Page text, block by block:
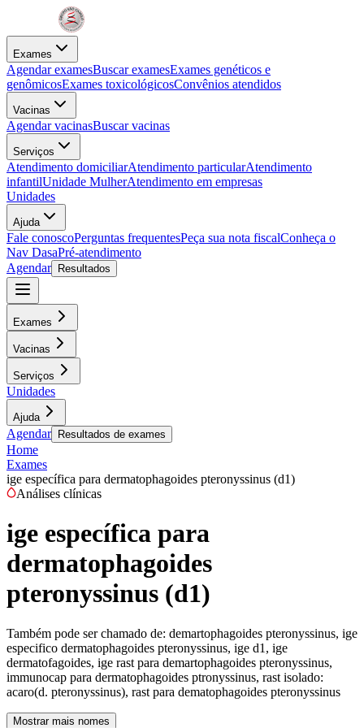
Exames
Agendar examesBuscar examesExames genéticos e
genômicosExames toxicológicosConvênios atendidos
Vacinas
Agendar vacinasBuscar vacinas
Serviços
Atendimento domiciliarAtendimento particularAtendimento
infantilUnidade MulherAtendimento em empresas
Unidades
Ajuda
Fale conoscoPerguntas frequentesPeça sua nota fiscalConheça o
Nav DasaPré-atendimento
Agendar
Resultados
Exames
Vacinas
Serviços
Unidades
Ajuda
Agendar Resultados de exames
Home
Exames
ige específica para dermatophagoides pteronyssinus (d1)
Análises clínicas
ige específica para
dermatophagoides
pteronyssinus (d1)
Também pode ser chamado de: demartophagoides pteronyssinus, ige
especifico dermatophagoides pteronyssinus, ige d1, ige
dermatofagoides, ige rast para demartophagoides pteronyssinus,
immunocap para dermatophagoides ptronyssinus, rast isolado:
acaro(d. pteronyssinus), rast para dematophagoides pteronyssinus
Mostrar mais nomes